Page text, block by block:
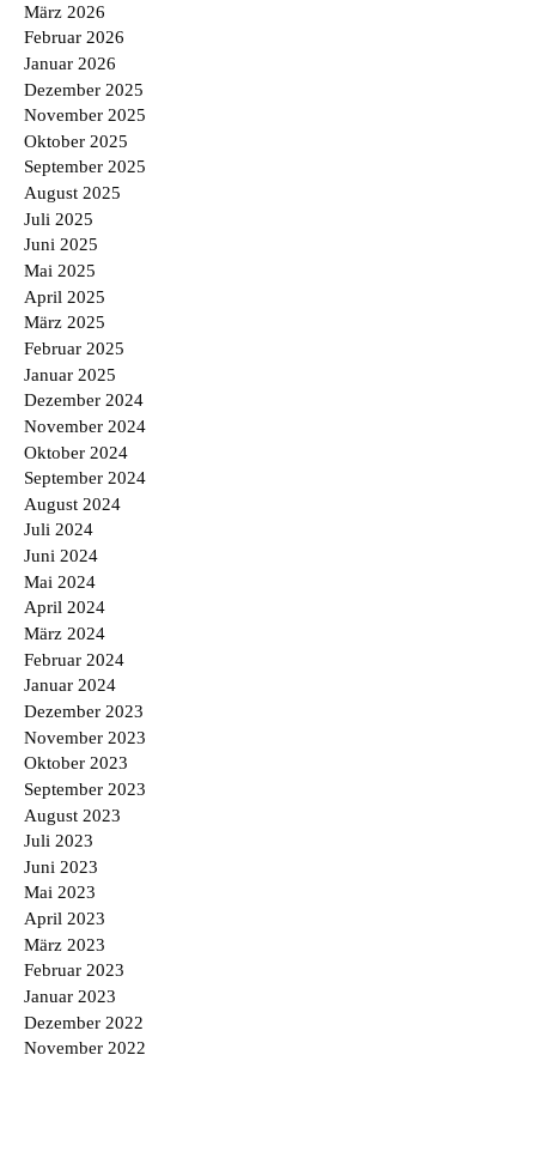
März 2026
Februar 2026
Januar 2026
Dezember 2025
November 2025
Oktober 2025
September 2025
August 2025
Juli 2025
Juni 2025
Mai 2025
April 2025
März 2025
Februar 2025
Januar 2025
Dezember 2024
November 2024
Oktober 2024
September 2024
August 2024
Juli 2024
Juni 2024
Mai 2024
April 2024
März 2024
Februar 2024
Januar 2024
Dezember 2023
November 2023
Oktober 2023
September 2023
August 2023
Juli 2023
Juni 2023
Mai 2023
April 2023
März 2023
Februar 2023
Januar 2023
Dezember 2022
November 2022